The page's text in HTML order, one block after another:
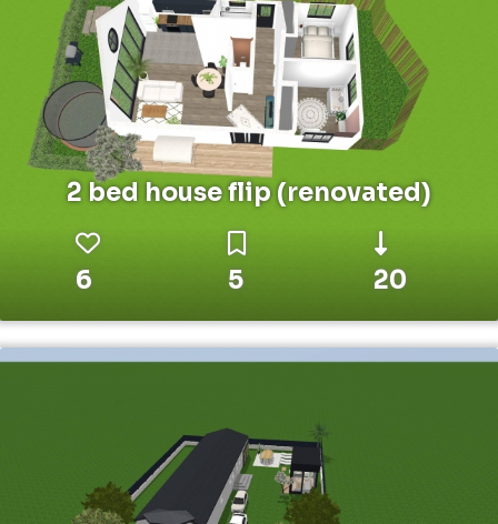
2 bed house flip (renovated)
6 5 20